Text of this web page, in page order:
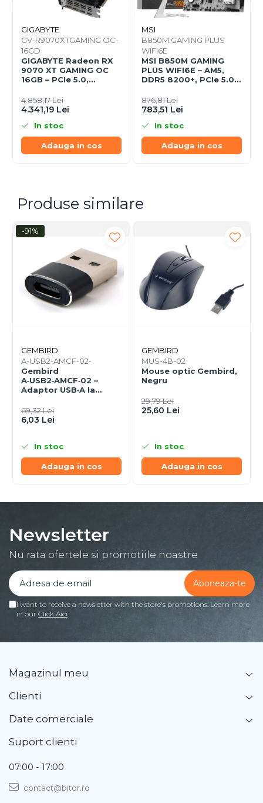
GIGABYTE
GV-R9070XTGAMING OC-
16GD
GIGABYTE Radeon RX
9070 XT GAMING OC
16GB – PCIe 5.0,
Vapor Chamber
4.858,17 Lei
4.341,19 Lei
In stoc
Adauga in cos
MSI
B850M GAMING PLUS
WIFI6E
MSI B850M GAMING
PLUS WIFI6E – AM5,
DDR5 8200+, PCIe 5.0
876,81 Lei
783,51 Lei
In stoc
Adauga in cos
Produse similare
-91%
GEMBIRD
A-USB2-AMCF-02-
Gembird
A‑USB2‑AMCF‑02 –
Adaptor USB‑A la
negru
69,32 Lei
6,03 Lei
In stoc
Adauga in cos
GEMBIRD
MUS-4B-02
Mouse optic Gembird,
Negru
29,79 Lei
25,60 Lei
In stoc
Adauga in cos
Newsletter
Nu rata ofertele si promotiile noastre
I want to receive a newsletter with the store's promotions. Learn more
in our Click Aici
Magazinul meu
Clienti
Date comerciale
Suport clienti
07:00 - 17:00
contact@bitor.ro